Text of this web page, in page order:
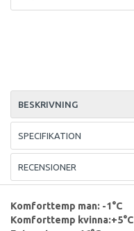
BESKRIVNING
SPECIFIKATION
RECENSIONER
Komforttemp man: -1°C
Komforttemp kvinna:+5°C